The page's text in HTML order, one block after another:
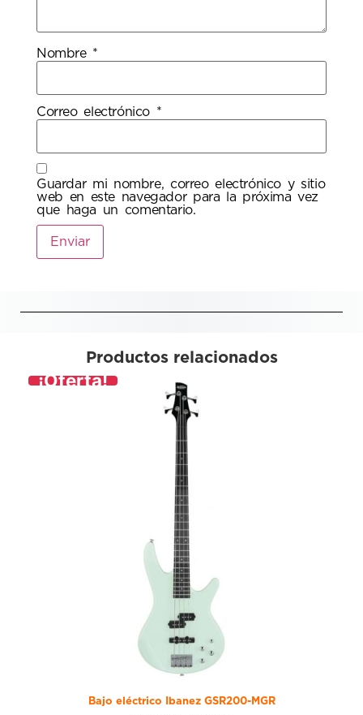
Nombre *
Correo electrónico *
Guardar mi nombre, correo electrónico y sitio
web en este navegador para la próxima vez
que haga un comentario.
Productos relacionados
¡Oferta!
Bajo eléctrico Ibanez GSR200-MGR